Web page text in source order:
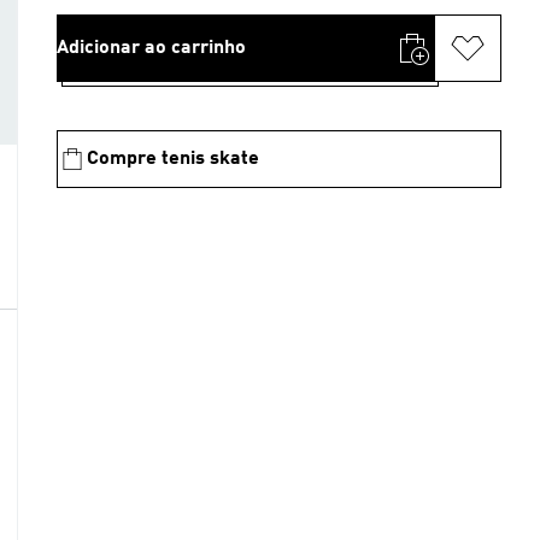
Adicionar ao carrinho
Compre tenis skate